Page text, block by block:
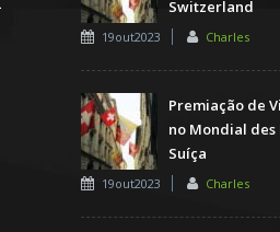
Switzerland
19out2023 Charles
Premiação de
no Mondial des
Suíça
19out2023 Charles